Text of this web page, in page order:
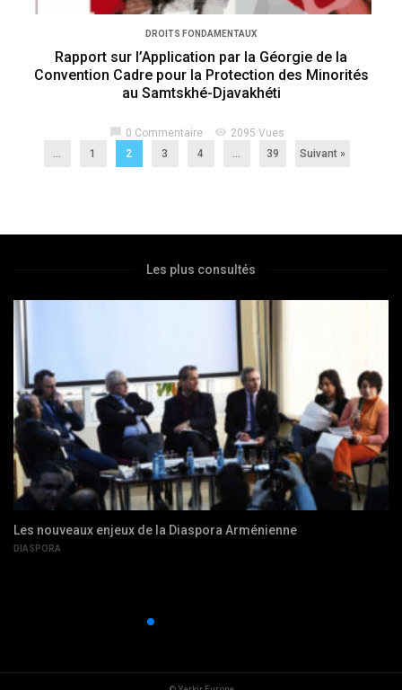
DROITS FONDAMENTAUX
Rapport sur l’Application par la Géorgie de la
Convention Cadre pour la Protection des Minorités
au Samtskhé-Djavakhéti
chat_bubble 0 Commentaire visibility 2095 Vues
...
1 2 3 4 … 39 Suivant »
Les plus consultés
Les nouveaux enjeux de la Diaspora Arménienne
DIASPORA